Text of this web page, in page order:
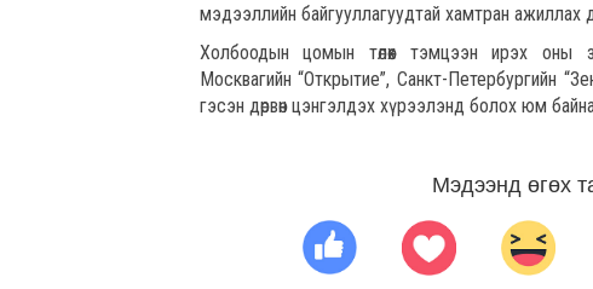
мэдээллийн байгууллагуудтай хамтран ажиллах
Холбоодын цомын төлөөх тэмцээн ирэх оны
Москвагийн “Открытие”, Санкт-Петербургийн
гэсэн дөрвөн цэнгэлдэх хүрээлэнд болох юм
Мэдээнд өгөх